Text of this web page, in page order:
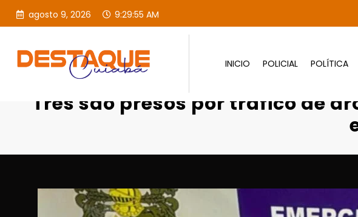
agosto 9, 2026 9:29:56 AM
INICIO POLICIAL POLÍTICA
Página inicial Três são presos por
Três são presos por tráfico de